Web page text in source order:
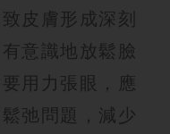
皮膚形成深刻
意識地放鬆臉
用力張眼，應
弛問題，減少